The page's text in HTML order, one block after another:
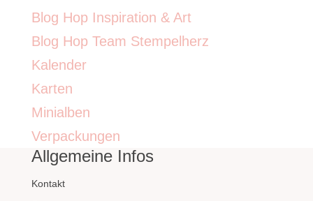
Blog Hop Inspiration & Art
Blog Hop Team Stempelherz
Kalender
Karten
Minialben
Verpackungen
Allgemeine Infos
Kontakt